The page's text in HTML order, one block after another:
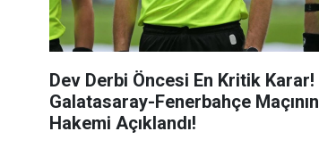
Dev Derbi Öncesi En Kritik Karar!
Galatasaray-Fenerbahçe Maçının
Hakemi Açıklandı!